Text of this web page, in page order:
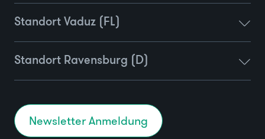
Standort Vaduz (FL)
Standort Ravensburg (D)
Newsletter Anmeldung